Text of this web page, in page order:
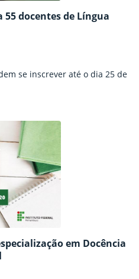
55 docentes de Língua
se inscrever até o dia 25 de
em Docência